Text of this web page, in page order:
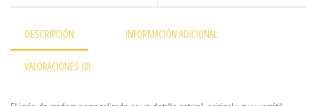
DESCRIPCIÓN INFORMACIÓN ADICIONAL
VALORACIONES (0)